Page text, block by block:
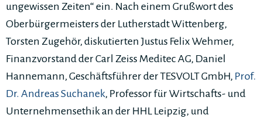
ungewissen Zeiten“ ein. Nach einem Grußwort des
Oberbürgermeisters der Lutherstadt Wittenberg,
Torsten Zugehör, diskutierten Justus Felix Wehmer,
Finanzvorstand der Carl Zeiss Meditec AG, Daniel
Hannemann, Geschäftsführer der TESVOLT GmbH, Prof.
Dr. Andreas Suchanek, Professor für Wirtschafts- und
Unternehmensethik an der HHL Leipzig, und